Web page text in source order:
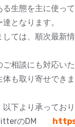
生態を主に使っ
となります。
ては、順次最新
相談にも対応いた
も取り寄せでき
下より承っており
のDM